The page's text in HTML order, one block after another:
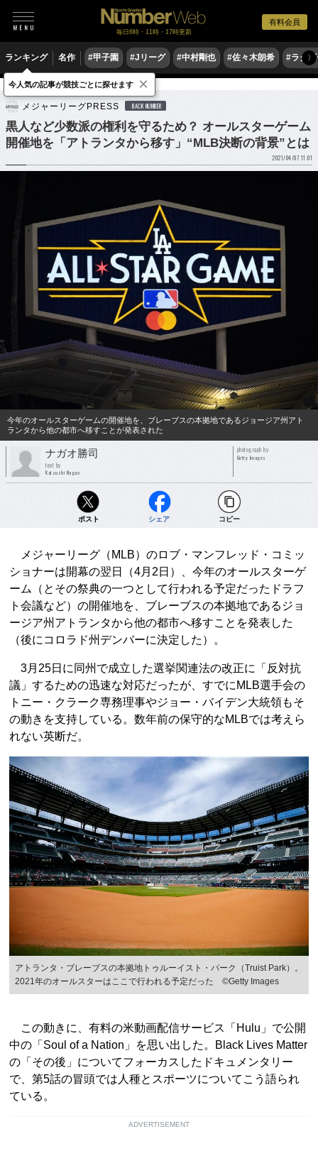
有料会員
毎日6時・11時・17時更新
ランキング 名作 #甲子園 #Jリーグ #中村剛也 #佐々木朗希 #ラグ〉
野球 MLB
メジャーリーグPRESS BACK NUMBER
黒人など少数派の権利を守るため？ オールスターゲーム
開催地を「アトランタから移す」“MLB決断の背景”とは
2021/04/07 11:01
今年のオールスターゲームの開催地を、ブレーブスの本拠地であるジョージア州アト
ランタから他の都市へ移すことが発表された
ナガオ勝司
text by
Katsushi Nagao
photograph by
Getty Images
ポスト シェア コピー
メジャーリーグ（MLB）のロブ・マンフレッド・コミッ
ショナーは開幕の翌日（4月2日）、今年のオールスターゲ
ーム（とその祭典の一つとして行われる予定だったドラフ
ト会議など）の開催地を、ブレーブスの本拠地であるジョ
ージア州アトランタから他の都市へ移すことを発表した
（後にコロラド州デンバーに決定した）。
3月25日に同州で成立した選挙関連法の改正に「反対抗
議」するための迅速な対応だったが、すでにMLB選手会の
トニー・クラーク専務理事やジョー・バイデン大統領もそ
の動きを支持している。数年前の保守的なMLBでは考えら
れない英断だ。
アトランタ・ブレーブスの本拠地トゥルーイスト・パーク（Truist Park）。
2021年のオールスターはここで行われる予定だった ©Getty Images
この動きに、有料の米動画配信サービス「Hulu」で公開
中の「Soul of a Nation」を思い出した。Black Lives Matter
の「その後」についてフォーカスしたドキュメンタリー
で、第5話の冒頭では人種とスポーツについてこう語られ
ている。
ADVERTISEMENT
今人気の記事が競技ごとに探せます ×